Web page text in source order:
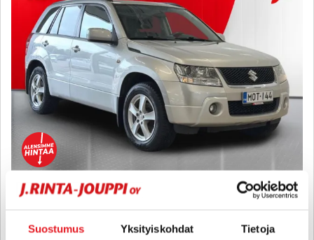
Suostumus Yksityiskohdat Tietoja
Suzuki Grand Vitara
Neliveto, Vetokoukku, Pysäköintitutkat takana